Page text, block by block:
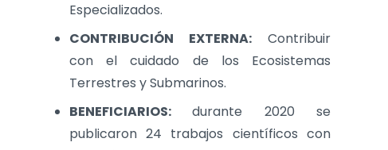
Especializados.
CONTRIBUCIÓN EXTERNA:Contribuir
con el cuidado de los Ecosistemas
Terrestres y Submarinos.
BENEFICIARIOS:durante 2020 se
publicaron 24 trabajos científicos con